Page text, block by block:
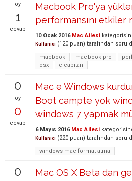
oy
1
cevap
Macbook Pro'ya
performansını etkiler
10 Ocak 2016 Mac Ailesi
Kullanıcı (120 puan) tarafından
macbook
macbook-pro
osx
elcapitan
0
oy
0
cevap
Mac e Windows
Boot campte yok
windows 7 yapmak
6 Mayıs 2016 Mac Ailesi
Kullanıcı (220 puan) tarafından
windows-mac-format-atma
0
Mac OS X Beta dan